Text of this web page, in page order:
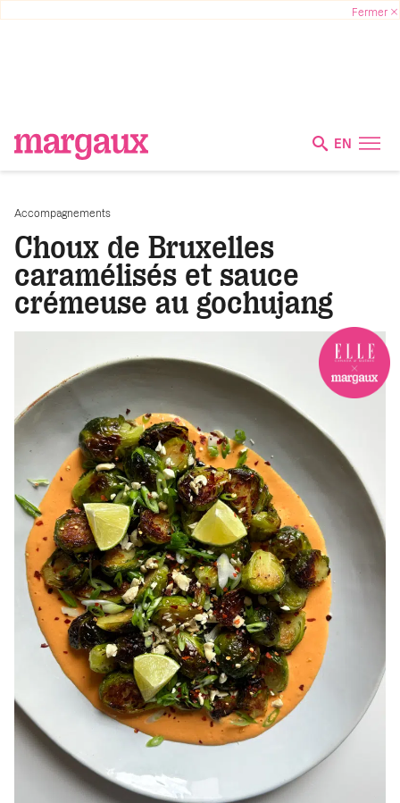
EN
Accompagnements
Choux de Bruxelles
caramélisés et sauce
crémeuse au gochujang